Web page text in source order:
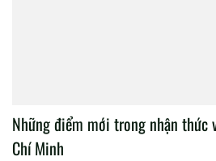
Những điểm mới trong nhận thức
Chí Minh